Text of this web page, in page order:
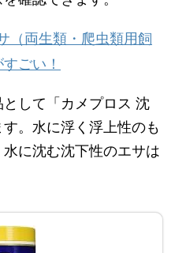
（両生類・爬虫類用飼
ごい！
して「カメプロス 沈
。水に浮く浮上性のも
に沈む沈下性のエサは